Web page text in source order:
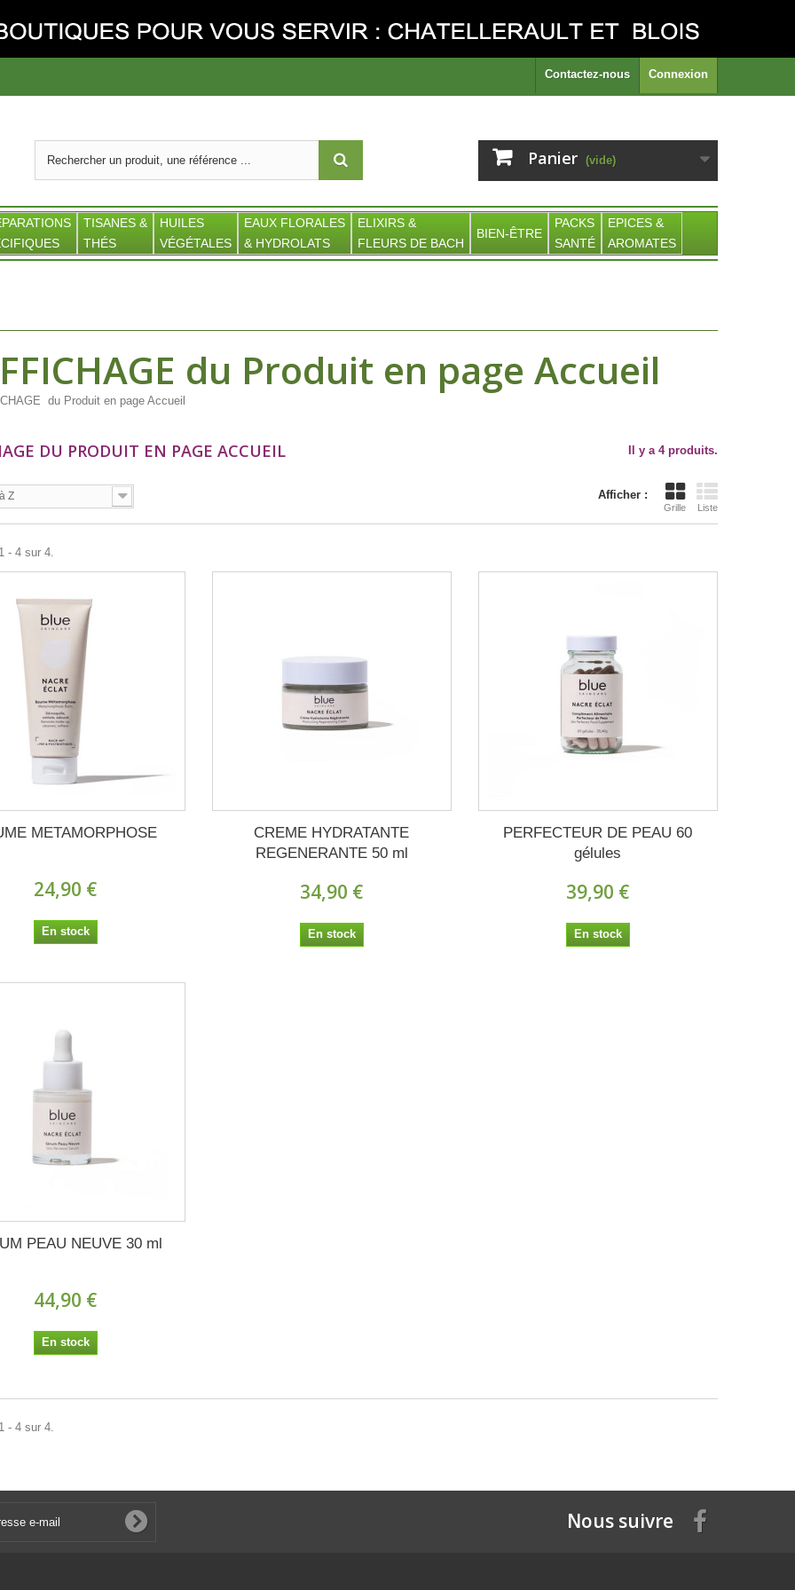
Connexion
Contactez-nous
Panier (vide)
TISANES &
THÉS
HUILES
VÉGÉTALES
EAUX FLORALES
& HYDROLATS
ELIXIRS &
FLEURS DE BACH
BIEN-ÊTRE
PACKS
SANTÉ
EPICES &
AROMATES
du Produit en page Accueil
du Produit en page Accueil
DU PRODUIT EN PAGE ACCUEIL Il y a 4 produits.
Afficher :
Grille Liste
Z
- 4 sur 4.
METAMORPHOSE
24,90 €
En stock
CREME HYDRATANTE
REGENERANTE 50 ml
34,90 €
En stock
PERFECTEUR DE PEAU 60
gélules
39,90 €
En stock
PEAU NEUVE 30 ml
44,90 €
En stock
- 4 sur 4.
Nous suivre